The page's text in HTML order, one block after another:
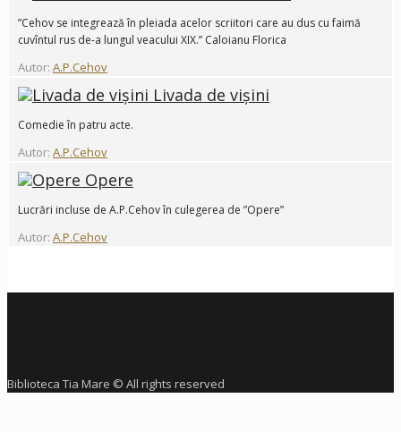
”Cehov se integrează în pleiada acelor scriitori care au dus cu faimă
cuvîntul rus de-a lungul veacului XIX.” Caloianu Florica
Autor: A.P.Cehov
Livada de vișini
Comedie în patru acte.
Autor: A.P.Cehov
Opere
Lucrări incluse de A.P.Cehov în culegerea de ”Opere”
Autor: A.P.Cehov
Biblioteca Tia Mare © All rights reserved